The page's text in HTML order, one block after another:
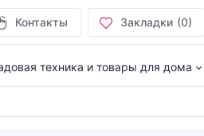
Контакты Закладки (0)
техника и товары для дома